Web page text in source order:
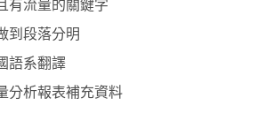
有流量的關鍵字
到段落分明
語系翻譯
分析報表補充資料